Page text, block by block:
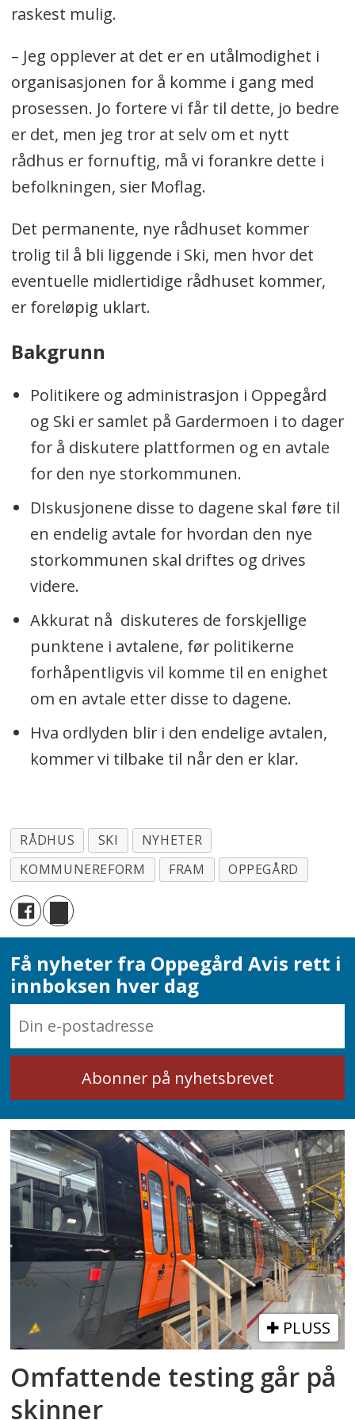
raskest mulig.
– Jeg opplever at det er en utålmodighet i
organisasjonen for å komme i gang med
prosessen. Jo fortere vi får til dette, jo bedre
er det, men jeg tror at selv om et nytt
rådhus er fornuftig, må vi forankre dette i
befolkningen, sier Moflag.
Det permanente, nye rådhuset kommer
trolig til å bli liggende i Ski, men hvor det
eventuelle midlertidige rådhuset kommer,
er foreløpig uklart.
Bakgrunn
Politikere og administrasjon i Oppegård
og Ski er samlet på Gardermoen i to dager
for å diskutere plattformen og en avtale
for den nye storkommunen.
DIskusjonene disse to dagene skal føre til
en endelig avtale for hvordan den nye
storkommunen skal driftes og drives
videre.
Akkurat nå diskuteres de forskjellige
punktene i avtalene, før politikerne
forhåpentligvis vil komme til en enighet
om en avtale etter disse to dagene.
Hva ordlyden blir i den endelige avtalen,
kommer vi tilbake til når den er klar.
RÅDHUS SKI
NYHETER
KOMMUNEREFORM
FRAM OPPEGÅRD
Få nyheter fra Oppegård Avis rett i
innboksen hver dag
PLUSS
Omfattende testing går på
skinner